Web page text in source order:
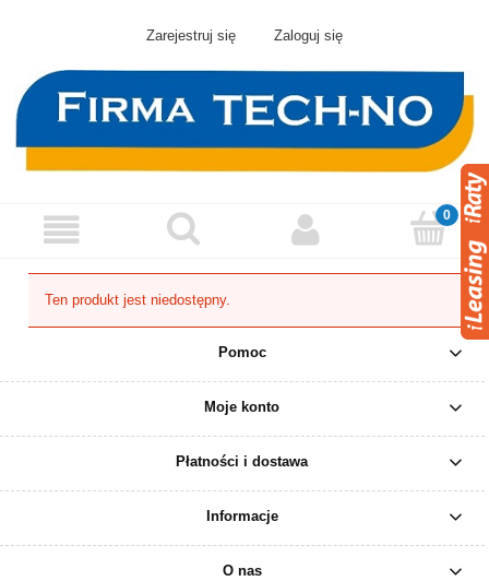
Zarejestruj się Zaloguj się
Ten produkt jest niedostępny.
Pomoc
Moje konto
Płatności i dostawa
Informacje
O nas